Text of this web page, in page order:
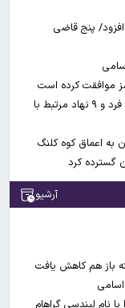
افزود/ پنج قاضی
موافقت کرده است
آمریکا تحریم‌های جدیدی علیه ایران اعمال کرد/ ۴ فرد و ۹ نهاد مرتبط با
به اعماق کوه کلنگ
گسترده کرد
آرشیو
باز هم کاهش یافت
نام لیندسی گراهام